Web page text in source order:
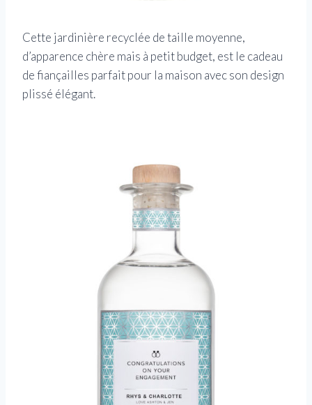
Cette jardinière recyclée de taille moyenne,
d’apparence chère mais à petit budget, est le cadeau
de fiançailles parfait pour la maison avec son design
plissé élégant.